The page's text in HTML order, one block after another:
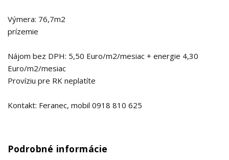
Výmera: 76,7m2
prízemie
Nájom bez DPH: 5,50 Euro/m2/mesiac + energie 4,30
Euro/m2/mesiac
Províziu pre RK neplatíte
Kontakt: Feranec, mobil 0918 810 625
Podrobné informácie